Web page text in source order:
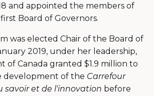
and appointed the members of
Board of Governors.
was elected Chair of the Board of
2019, under her leadership,
of Canada granted $1.9 million to
development of the Carrefour
savoir et de l'innovation before